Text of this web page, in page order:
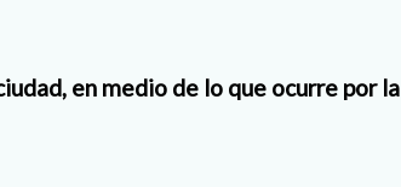
en medio de lo que ocurre por la